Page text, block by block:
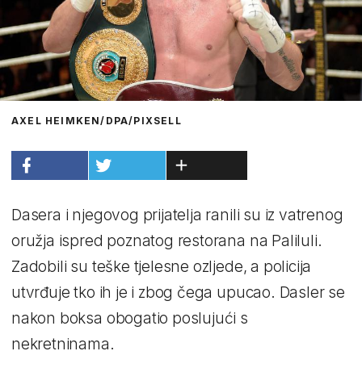
AXEL HEIMKEN/DPA/PIXSELL
Dasera i njegovog prijatelja ranili su iz vatrenog
oružja ispred poznatog restorana na Paliluli.
Zadobili su teške tjelesne ozljede, a policija
utvrđuje tko ih je i zbog čega upucao. Dasler se
nakon boksa obogatio poslujući s
nekretninama.